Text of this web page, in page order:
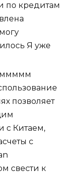
по кредитам
Я уже
позволяет
с Китаем,
с
свести к